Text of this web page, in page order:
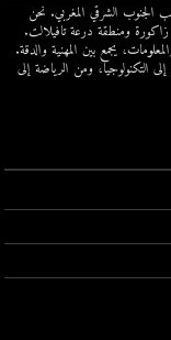
الجنوب الشرقي المغربي. نحن
ومنطقة درعة تافيلالت.
يجمع بين المهنية والدقة.
التكنولوجيا، ومن الرياضة إلى